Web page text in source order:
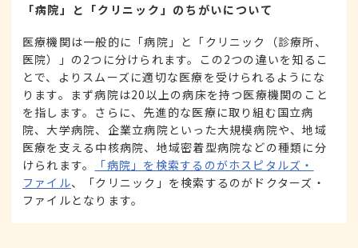
「病院」と「クリニック」のちがいについて
医療機関は一般的に「病院」と「クリニック（診療所、
医院）」の2つに分けられます。この2つの違いを知るこ
とで、よりスムーズに適切な医療を受けられるようにな
ります。まず病院は20以上の病床を持つ医療機関のこと
を指します。さらに、先進的な医療に取り組む国立病
院、大学病院、企業立病院といった大規模病院や、地域
医療を支える中核病院、地域密着型病院などの種類に分
けられます。
「病院」を検索するのがホスピタルズ・
ファイル、「クリニック」を検索するのがドクターズ・
ファイルとなります。